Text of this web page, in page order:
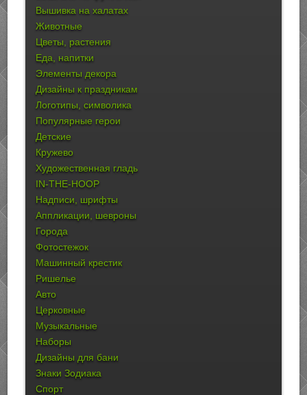
Вышивка на халатах
Животные
Цветы, растения
Еда, напитки
Элементы декора
Дизайны к праздникам
Логотипы, символика
Популярные герои
Детские
Кружево
Художественная гладь
IN-THE-HOOP
Надписи, шрифты
Аппликации, шевроны
Города
Фотостежок
Машинный крестик
Ришелье
Авто
Церковные
Музыкальные
Наборы
Дизайны для бани
Знаки Зодиака
Спорт